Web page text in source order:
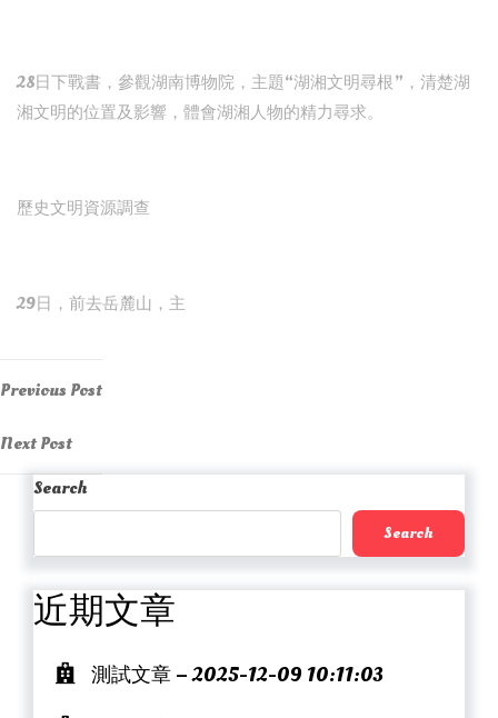
28日下戰書，參觀湖南博物院，主題“湖湘文明尋根”，清楚湖
湘文明的位置及影響，體會湖湘人物的精力尋求。
歷史文明資源調查
29日，前去岳麓山，主
Post
navigation
Previous
Previous Post
Next
Post
Next Post
Search
Search
近期文章
測試文章 – 2025-12-09 10:11:03